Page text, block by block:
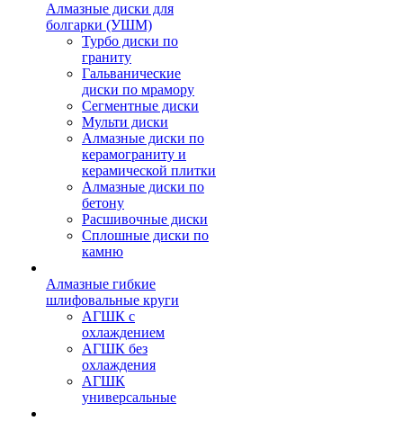
Алмазные диски для
болгарки (УШМ)
Турбо диски по
граниту
Гальванические
диски по мрамору
Сегментные диски
Мульти диски
Алмазные диски по
керамограниту и
керамической плитки
Алмазные диски по
бетону
Расшивочные диски
Сплошные диски по
камню
Алмазные гибкие
шлифовальные круги
АГШК с
охлаждением
АГШК без
охлаждения
АГШК
универсальные